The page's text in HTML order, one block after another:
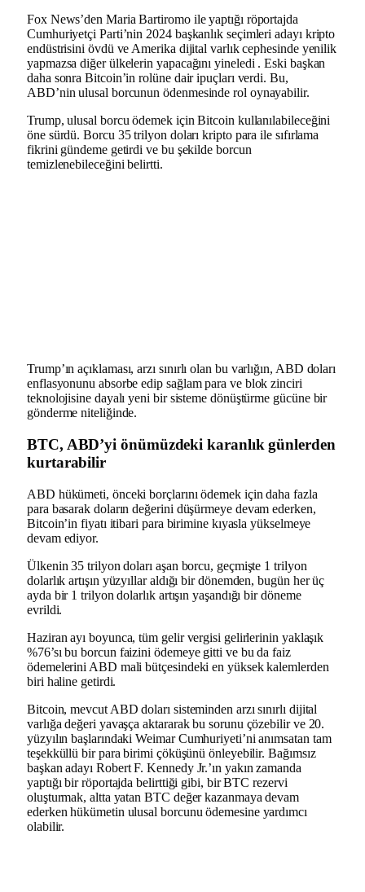
Fox News’den Maria Bartiromo ile yaptığı röportajda
Cumhuriyetçi Parti’nin 2024 başkanlık seçimleri adayı kripto
endüstrisini övdü ve Amerika dijital varlık cephesinde yenilik
yapmazsa diğer ülkelerin yapacağını yineledi . Eski başkan
daha sonra Bitcoin’in rolüne dair ipuçları verdi. Bu,
ABD’nin ulusal borcunun ödenmesinde rol oynayabilir.
Trump, ulusal borcu ödemek için Bitcoin kullanılabileceğini
öne sürdü. Borcu 35 trilyon doları kripto para ile sıfırlama
fikrini gündeme getirdi ve bu şekilde borcun
temizlenebileceğini belirtti.
Trump’ın açıklaması, arzı sınırlı olan bu varlığın, ABD doları
enflasyonunu absorbe edip sağlam para ve blok zinciri
teknolojisine dayalı yeni bir sisteme dönüştürme gücüne bir
gönderme niteliğinde.
BTC, ABD’yi önümüzdeki karanlık günlerden
kurtarabilir
ABD hükümeti, önceki borçlarını ödemek için daha fazla
para basarak doların değerini düşürmeye devam ederken,
Bitcoin’in fiyatı itibari para birimine kıyasla yükselmeye
devam ediyor.
Ülkenin 35 trilyon doları aşan borcu, geçmişte 1 trilyon
dolarlık artışın yüzyıllar aldığı bir dönemden, bugün her üç
ayda bir 1 trilyon dolarlık artışın yaşandığı bir döneme
evrildi.
Haziran ayı boyunca, tüm gelir vergisi gelirlerinin yaklaşık
%76’sı bu borcun faizini ödemeye gitti ve bu da faiz
ödemelerini ABD mali bütçesindeki en yüksek kalemlerden
biri haline getirdi.
Bitcoin, mevcut ABD doları sisteminden arzı sınırlı dijital
varlığa değeri yavaşça aktararak bu sorunu çözebilir ve 20.
yüzyılın başlarındaki Weimar Cumhuriyeti’ni anımsatan tam
teşekküllü bir para birimi çöküşünü önleyebilir. Bağımsız
başkan adayı Robert F. Kennedy Jr.’ın yakın zamanda
yaptığı bir röportajda belirttiği gibi, bir BTC rezervi
oluşturmak, altta yatan BTC değer kazanmaya devam
ederken hükümetin ulusal borcunu ödemesine yardımcı
olabilir.